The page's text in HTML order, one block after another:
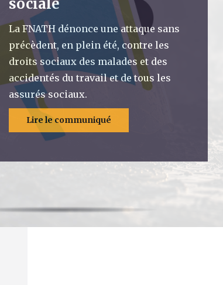
sociale
La FNATH dénonce une attaque sans
précèdent, en plein été, contre les
droits sociaux des malades et des
accidentés du travail et de tous les
assurés sociaux.
Lire le communiqué